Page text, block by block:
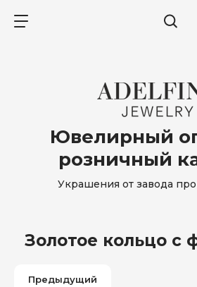
Ювелирный
розничный
Украшения от завода
Золотое кольцо с
Предыдущий